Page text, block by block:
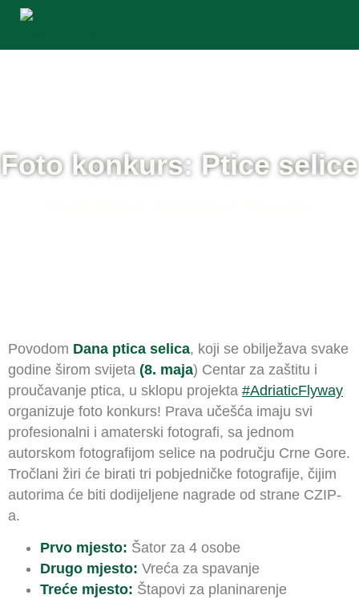
Foto konkurs: Ptice selice
Povodom Dana ptica selica, koji se obilježava svake
godine širom svijeta (8. maja) Centar za zaštitu i
proučavanje ptica, u sklopu projekta #AdriaticFlyway
organizuje foto konkurs! Prava učešća imaju svi
profesionalni i amaterski fotografi, sa jednom
autorskom fotografijom selice na području Crne Gore.
Tročlani žiri će birati tri pobjedničke fotografije, čijim
autorima će biti dodijeljene nagrade od strane CZIP-
a.
Prvo mjesto: Šator za 4 osobe
Drugo mjesto: Vreća za spavanje
Treće mjesto: Štapovi za planinarenje